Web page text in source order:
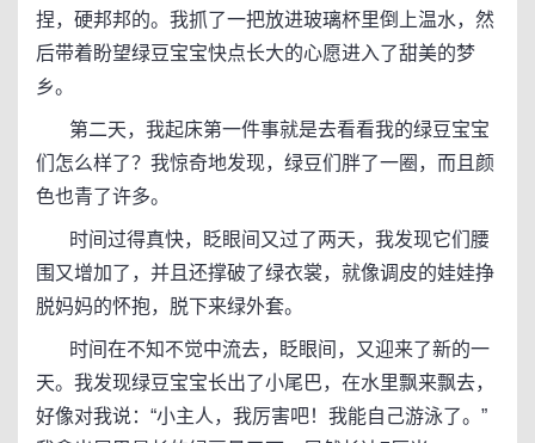
捏，硬邦邦的。我抓了一把放进玻璃杯里倒上温水，然
后带着盼望绿豆宝宝快点长大的心愿进入了甜美的梦
乡。
第二天，我起床第一件事就是去看看我的绿豆宝宝
们怎么样了？我惊奇地发现，绿豆们胖了一圈，而且颜
色也青了许多。
时间过得真快，眨眼间又过了两天，我发现它们腰
围又增加了，并且还撑破了绿衣裳，就像调皮的娃娃挣
脱妈妈的怀抱，脱下来绿外套。
时间在不知不觉中流去，眨眼间，又迎来了新的一
天。我发现绿豆宝宝长出了小尾巴，在水里飘来飘去，
好像对我说：“小主人，我厉害吧！我能自己游泳了。”